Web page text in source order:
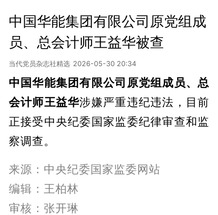
中国华能集团有限公司原党组成
员、总会计师王益华被查
当代党员杂志社精选 2026-05-30 20:34
中国华能集团有限公司原党组成员、总
会计师王益华涉嫌严重违纪违法，目前
正接受中央纪委国家监委纪律审查和监
察调查。
来源：中央纪委国家监委网站
编辑：王柏林
审核：张开琳